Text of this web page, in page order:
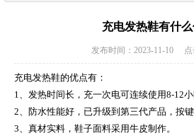
充电发热鞋有什
发布时间：2023-11-10 点
充电发热鞋的优点有：
1、发热时间长，充一次电可连续使用8-12小
2、防水性能好，已升级到第三代产品，按键
3、真材实料，鞋子面料采用牛皮制作。